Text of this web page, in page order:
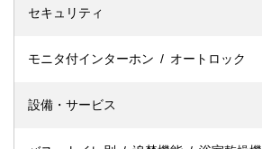
セキュリティ
モニタ付インターホン オートロック
設備・サービス